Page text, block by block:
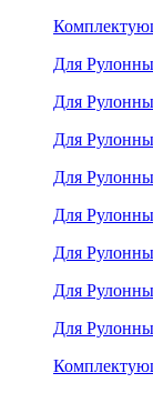
Для
Для
Для
Для
Для
Для
Для
Для